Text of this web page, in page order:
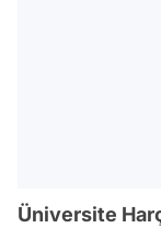
Üniversite